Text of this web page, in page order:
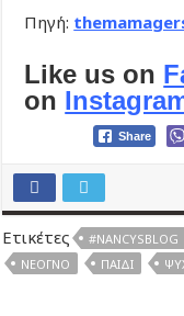
Πηγή:
Like us on
on
Share
Ετικέτες #NANCYSBLOG
ΝΕΟΓΝΌ
ΠΑΙΔΊ